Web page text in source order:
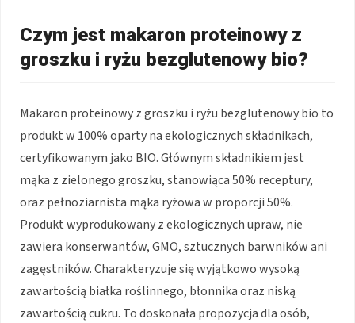
Czym jest makaron proteinowy z
groszku i ryżu bezglutenowy bio?
Makaron proteinowy z groszku i ryżu bezglutenowy bio to
produkt w 100% oparty na ekologicznych składnikach,
certyfikowanym jako BIO. Głównym składnikiem jest
mąka z zielonego groszku, stanowiąca 50% receptury,
oraz pełnoziarnista mąka ryżowa w proporcji 50%.
Produkt wyprodukowany z ekologicznych upraw, nie
zawiera konserwantów, GMO, sztucznych barwników ani
zagęstników. Charakteryzuje się wyjątkowo wysoką
zawartością białka roślinnego, błonnika oraz niską
zawartością cukru. To doskonała propozycja dla osób,